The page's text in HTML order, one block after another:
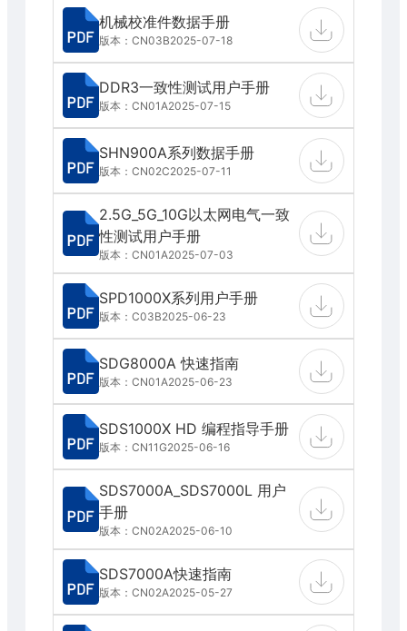
机械校准件数据手册
版本：CN03B2025-07-18
DDR3一致性测试用户手册
版本：CN01A2025-07-15
SHN900A系列数据手册
版本：CN02C2025-07-11
2.5G_5G_10G以太网电气一致
性测试用户手册
版本：CN01A2025-07-03
SPD1000X系列用户手册
版本：C03B2025-06-23
SDG8000A 快速指南
版本：CN01A2025-06-23
SDS1000X HD 编程指导手册
版本：CN11G2025-06-16
SDS7000A_SDS7000L 用户
手册
版本：CN02A2025-06-10
SDS7000A快速指南
版本：CN02A2025-05-27